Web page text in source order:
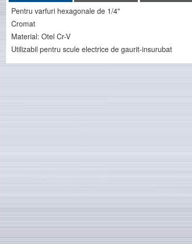
Pentru varfuri hexagonale de 1/4"
Cromat
Material: Otel Cr-V
Utilizabil pentru scule electrice de gaurit-insurubat